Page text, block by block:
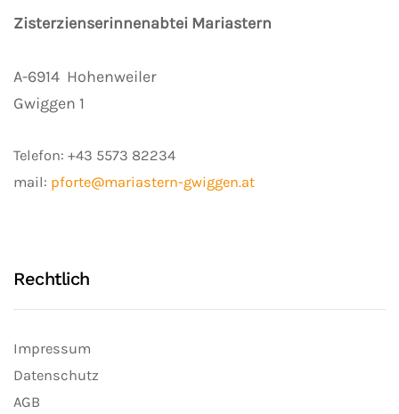
Zisterzienserinnenabtei Mariastern
A-6914 Hohenweiler
Gwiggen 1
Telefon: +43 5573 82234
mail: pforte@mariastern-gwiggen.at
Rechtlich
Impressum
Datenschutz
AGB